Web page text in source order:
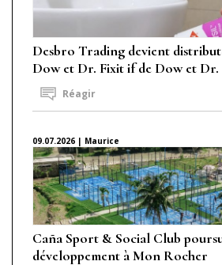
Desbro Trading devient
Dow et Dr. Fixit if de Dow et Dr.
Réagir
09.07.2026 | Maurice
Caña Sport & Social Club
développement à Mon Rocher